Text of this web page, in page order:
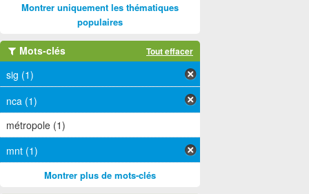
Montrer uniquement les thématiques
populaires
Mots-clés Tout effacer
sig (1)
nca (1)
métropole (1)
mnt (1)
Montrer plus de mots-clés